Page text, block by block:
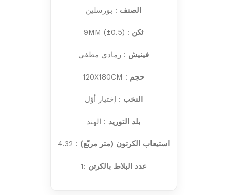
الصنف : بورسلين
ثكن : 9MM (±0.5)
فينيش : رمادي مطفي
حجم : 120X180CM
النخب : إختيار أوّل
بلد التوريد : الهند
استيعاب الكرتون (متر مربّع) : 4.32
عدد البلاط بالكرتن :1